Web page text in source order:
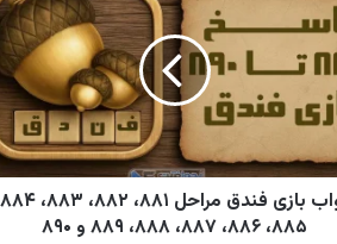
۸۸۵، ۸۸۶، ۸۸۷، ۸۸۸، ۸۸۹ و ۸۹۰